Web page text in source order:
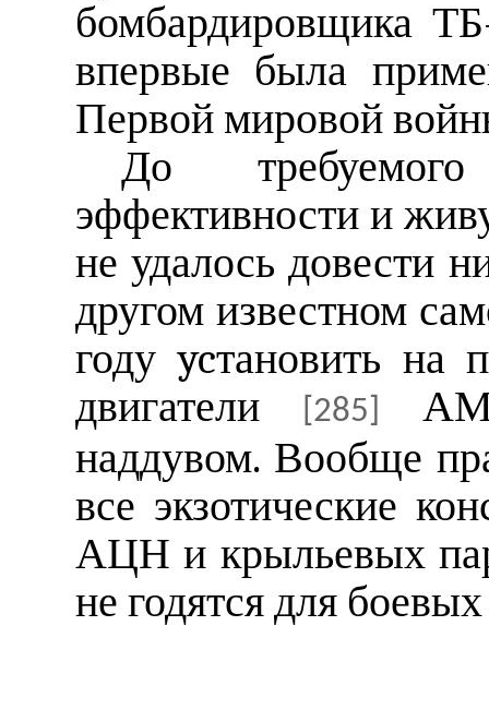
бомбардировщика
впервые была
Первой мировой
До
эффективности и
не удалось довести
другом известном
году ycтановить на
двигатели
[285]
наддувом. Вообще
все экзотические
АЦН и крыльевых
не годятся для